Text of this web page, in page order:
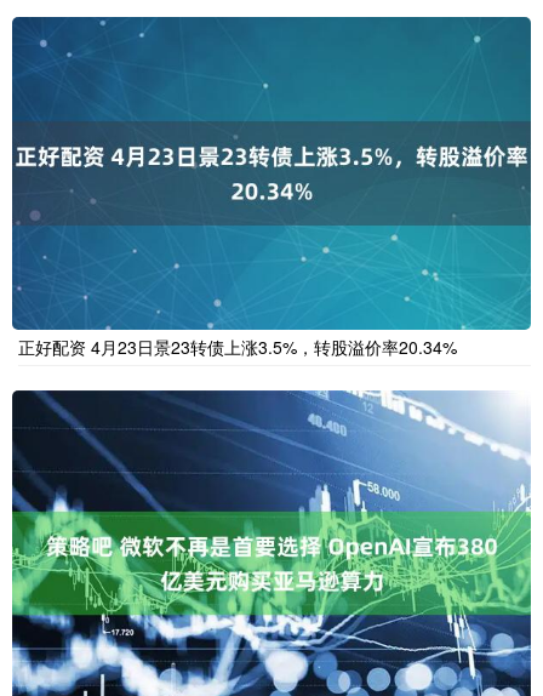
正好配资 4月23日景23转债上涨3.5%，转股溢价率20.34%